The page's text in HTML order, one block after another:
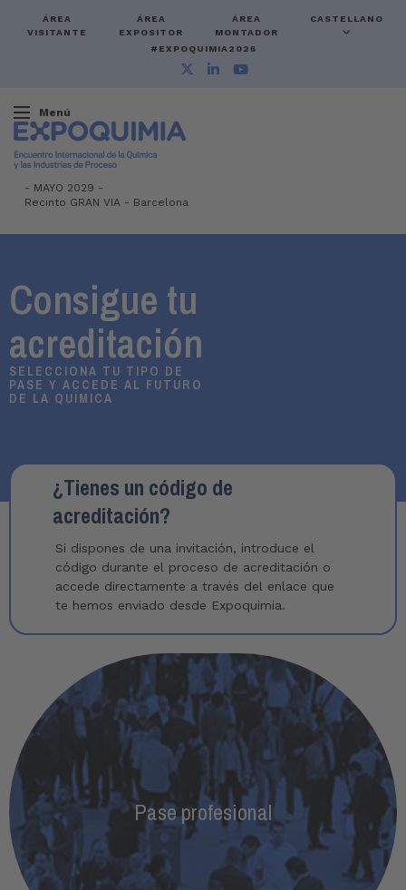
ÁREA
VISITANTE
ÁREA
EXPOSITOR
ÁREA
MONTADOR
CASTELLANO
#EXPOQUIMIA2026
Menú
- MAYO 2029 -
Recinto GRAN VIA - Barcelona
Consigue tu
acreditación
SELECCIONA TU TIPO DE
PASE Y ACCEDE AL FUTURO
DE LA QUÍMICA
¿Tienes un código de
acreditación?
Si dispones de una invitación, introduce el
código durante el proceso de acreditación o
accede directamente a través del enlace que
te hemos enviado desde Expoquimia.
Pase profesional
Pase profesional
Consigue tu pase de 1 o 4 días para visitar la zona
expositiva y acceder a las zonas de conocimiento
ACREDÍTATE